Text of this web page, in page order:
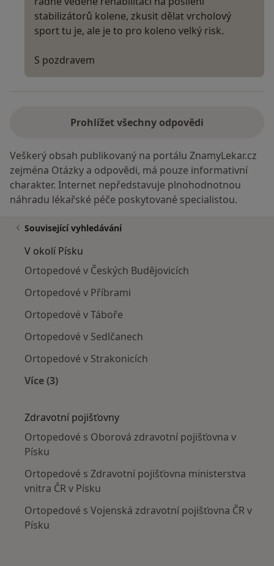
stabilizátorů kolene, zkusit dělat vrcholový
sport tu je, ale je to pro koleno velký risk.
S pozdravem
Prohlížet všechny odpovědi
Veškerý obsah publikovaný na portálu ZnamyLekar.cz
zejména Otázky a odpovědi, má pouze informativní
charakter. Internet nepředstavuje plnohodnotnou
náhradu lékařské péče poskytované specialistou.
Související vyhledávání
V okolí Písku
Ortopedové v Českých Budějovicích
Ortopedové v Příbrami
Ortopedové v Táboře
Ortopedové v Sedlčanech
Ortopedové v Strakonicích
Více (3)
Zdravotní pojišťovny
Ortopedové s Oborová zdravotní pojišťovna v
Písku
Ortopedové s Zdravotní pojišťovna ministerstva
vnitra ČR v Písku
Ortopedové s Vojenská zdravotní pojišťovna ČR v
Písku